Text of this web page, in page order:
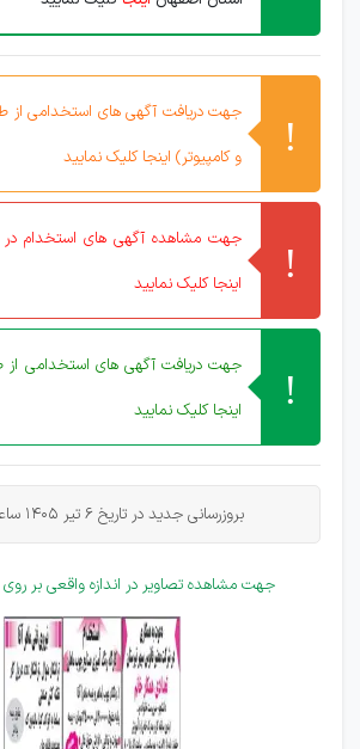
جهت دریافت آگهی های استخدامی از
و کامپیوتر) اینجا کلیک نمایید
جهت مشاهده آگهی های استخدام در
اینجا کلیک نمایید
جهت دریافت آگهی های استخدامی از
اینجا کلیک نمایید
بروزرسانی جدید در تاریخ 6 تیر 1405 ساعت 12:53
جهت مشاهده تصاویر در اندازه واقعی بر روی